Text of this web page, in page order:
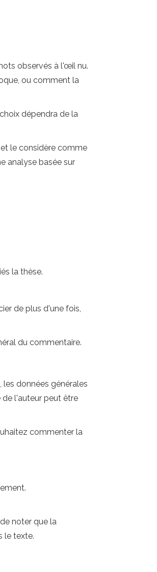
observés à l'œil nu.
ou comment la
dépendra de la
le considère comme
analyse basée sur
la thèse.
de plus d'une fois,
du commentaire.
données générales
de l'auteur peut être
commenter la
noter que la
le texte.